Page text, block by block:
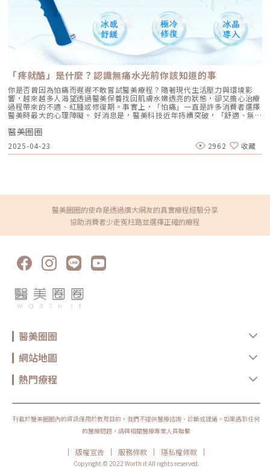
臉部能接受的能量強度為3.5至5.5。脖子皮膚較薄，接受的強度範圍約2.5
至4.0。若超過5.5的能量將引發痛感，僅有1%的患者能夠接受超過7.0的強
度。有些人誤認為鳳凰的效果與能量強度成正比，事實上並非如此。超出範
圍的能量反而引起泛紅、刺痛，提升副作用的風險。與其追求高能量，不如
選擇「疊加法」，適當能量的交叉覆蓋，精準集中在拉提點，以提升療程效
果。同時，隨時與醫師溝通感受，讓醫師調整適合的強度，以確保療程舒適
與安全性。 （圖／TVBS新聞）副作用多數人療程後，通常能正常生活，並
無明顯不適。極少數會有輕微泛紅或水腫，但屬正常現象，大約在數日至一
週內會逐漸消退。由於定錨式拉提的鳳凰療程痛感較低，患者無需接受睡眠
麻醉，能有效減少相關風險。適用族群如果改善輕度細紋或肌膚鬆弛的人，
皆適合接受鳳凰電波療程。術後保養療程後第一週，肌膚需加強保濕、舒
緩，不可使用含酒精、香料或酸類的護保養產品，以降低對肌膚的刺激。同
時，務必加強做好防曬措施。凍齡秘訣2拉皮手術的選擇有部分網友認為，
美鳳姐姐要實現逆齡效果，單憑鳳凰電波似乎難以達成，畢竟隨著年紀的增
長，皮膚會流失許多膠原蛋白，造成皮膚鬆弛、下垂，可能透過拉皮手術，
才能完美鞏固不老神話的地位。接下來跟著小編來介紹拉皮手術的特色。拉
皮手術利用切口將鬆弛的皮膚和筋膜分離，並視需要割除過多的皮膚，進而
維持效果 8至10年 5至8年 （圖／民視新聞網）凍齡秘訣3速效微整當道！
打造黃金比例看看美鳳姐水亮豐盈的嘟嘟唇，小編不禁推測，應該是注入玻
尿酸填充帶來的效果，玻尿酸填充是非常受歡迎的微整療程之一，透過注射
玻尿酸輕鬆實現豐盈效果。不僅迅速，而且經濟實惠，無恢復期，通常只需
層的法令紋、眼眶凹陷等凹陷部位，還能運用彈性佳的特性進行局部提拉和
凝膠型 晶體型 凝膠型 優勢 市佔率第一 安全性高 台灣第一衛服部核准上市
多種不同分子 疼痛感低 易塑形 市占第二 相容性與穩定性佳 強化雕塑效果
機率 質地柔滑 不易位移 維持時間 4至18個月 6至24個月 6至18個月 8至
12個月 美鳳姐以她的凍齡秘訣，展現了一位女性不斷追求美麗，讓自己的
魅力如鳳凰般蛻變，成為風華絕代的凍齡女王。小編在此溫馨呼籲，不論選
己。
「疼就酷」是什麼？認識無痛水光前你該知道的事
你是否曾因為怕痛而遲遲不敢嘗試醫美療程？隨著現代生活壓力與環境影
響，越來越多人渴望透過醫美保養找回肌膚水嫩透亮的狀態，卻又擔心治療
過程帶來的不適、紅腫或修復期。事實上，「怕痛」一直是許多消費者選擇
醫美時最大的心理障礙。 好消息是，醫美科技近年持續突破，「舒適、無
痛、零修復期」成為新標準！ 其中來自韓國的最新話題「Targetcool疼就
酷」無痛水光，更徹底顛覆大家對水光針「會痛、需要恢復」的印象，從此
不再因為怕痛而錯過變美的機會！這項技術以冷凍科技結合高速氣流，不需
要任何針劑、全程無痛，能把珍貴的保濕精華直接導入肌膚深層。無論你是
忙碌上班族、怕痛族，還是敏感肌膚，都能在短時間內體驗到深層補水與膚
就酷」是由韓國Recens Medical公司研發的冷卻技術設備，並獲得美國
FDA、歐盟CE及多國認證。利用精準的溫控技術，不僅能減緩疼痛和腫脹，
還能縮短術後恢復期，提升治療舒適度。此外，還能應用在像是生髮、保濕
一次看懂 冰鎮舒緩，減輕不適 透過精準的溫控技術，將肌膚表層降至約
-10°C 到 5°C，有效減緩治療帶來的不適、紅腫與發炎反應。無論是玻尿酸
膚疣、脂漏性角化等小面積皮膚問題進行處理。療程溫和不留痕跡，術後修
復快速，讓肌膚悄悄回到潔淨細緻的狀態。 冰晶導入，讓肌膚喝飽水 「疼
就酷」運用高科技冷凍技術，將保養精華瞬間凝結為細小冰晶，再藉由高速
動人。「Targetcool疼就酷」作用原理，無針冷凍導入、舒適無感 精華瞬
凍，鎖住活性透過高濃度二氧化碳冷卻技術，將保養精華在瞬間凝結成細緻
冰晶，保留活性成分的完整性，也為後續導入肌膚做好準備，讓每一滴營養
都更加精準、有效地深入底層。 深入肌底，精準補水利用高速氣流技術，
養分的地方，讓保濕成分發揮最大效益，水嫩效果更加明顯。 促進精華吸
收採用CO₂技術，促使精華成分快速擴散至肌膚各層，提升肌膚吸收能力，
酷」核心效果與4大功效這項技術不僅無痛，還能深層改善膚質，帶來令人
已經成為追求完美肌膚的理想選擇。 有效對抗痘痘肌，啟動肌膚修護循環
先進的冷凍技術，能有效鎖定並冷卻痘痘發炎區域，舒緩因痘痘引起的紅腫
與不適。同時，這項技術能夠平衡油脂分泌，減少毛孔阻塞的風險，從根本
防未來的肌膚困擾。這不僅是消炎護膚的創新方式，也是為肌膚恢復平衡與
健康的理想選擇。 活化毛囊，找回健康豐盈髮量 Targetcool 冰晶水光不僅
能有效改善頭皮狀況，還能透過低溫刺激，喚醒毛囊活力、促進毛髮再生。
醫美圈圈
2025-04-23 2962 收藏
醫美圈圈的使命是透過廣大網友的真實療程經驗分享
協助消費者少走冤枉路並選擇正確的療程
醫美圈圈
網站地圖
熱門療程
刊載於醫美圈圈內的資訊僅用於教育目的。我們不提供醫療諮詢、診斷或建議。如果遇到任何
的醫療問題，請與相關醫療專業人員聯繫
| 版權宣告 | 服務條款 | 隱私權條款
|
Copyright © 2022 Worth it All rights reserved.